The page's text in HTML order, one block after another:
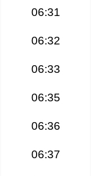
06:31
06:32
06:33
06:35
06:36
06:37